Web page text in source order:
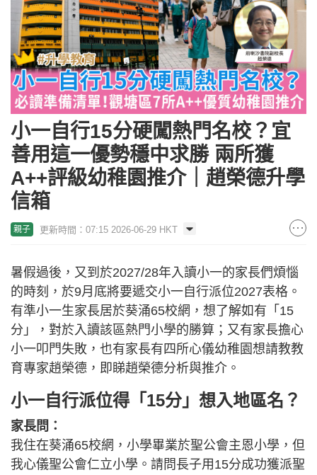
小一自行15分硬闖熱門名校？宜
善用這一優勢穩中求勝 兩所獲
A++評級幼稚園推介｜趙榮德升學
信箱
親子 更新時間：07:15 2026-06-29 HKT
暑假過後，又到於2027/28年入讀小一的家長們煩惱
的時刻，於9月底將要遞交小一自行派位2027表格。
有準小一生家長居於葵涌65校網，想了解如有「15
分」，對於入讀該區熱門小學的勝算；又有家長擔心
小一叩門失敗，也有家長有四所心儀幼稚園想請教教
育專家趙榮德，即睇趙榮德分析與推介。
小一自行派位得「15分」想入地區名？
家長問：
我住在葵涌65校網，小學畢業於聖公會主恩小學，但
我心儀聖公會仁立小學。請問長子用15分成功獲派聖